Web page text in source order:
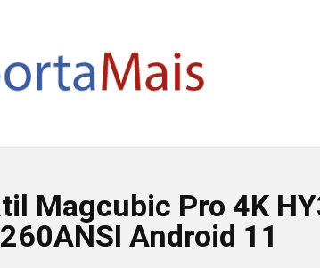
Magcubic Pro 4K
Android 11